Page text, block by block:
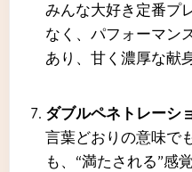
みんな大好き定番プ
なく、パフォーマン
あり、甘く濃厚な献
ダブルペネトレーシ
言葉どおりの意味で
も、“満たされる”感